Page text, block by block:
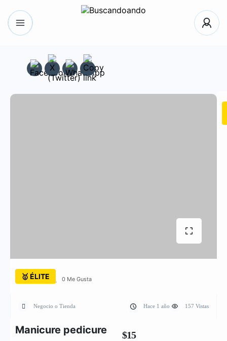
🥇 ÉLITE 0 Me Gusta
Negocio o Tienda Hace 1 año 157 Vistas
Manicure pedicure $15